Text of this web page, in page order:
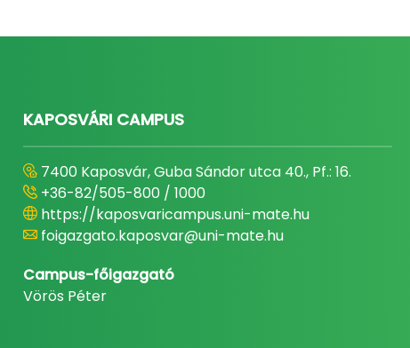
KAPOSVÁRI CAMPUS
7400 Kaposvár, Guba Sándor utca 40., Pf.: 16.
+36-82/505-800 / 1000
https://kaposvaricampus.uni-mate.hu
foigazgato.kaposvar@uni-mate.hu
Campus-főigazgató
Vörös Péter